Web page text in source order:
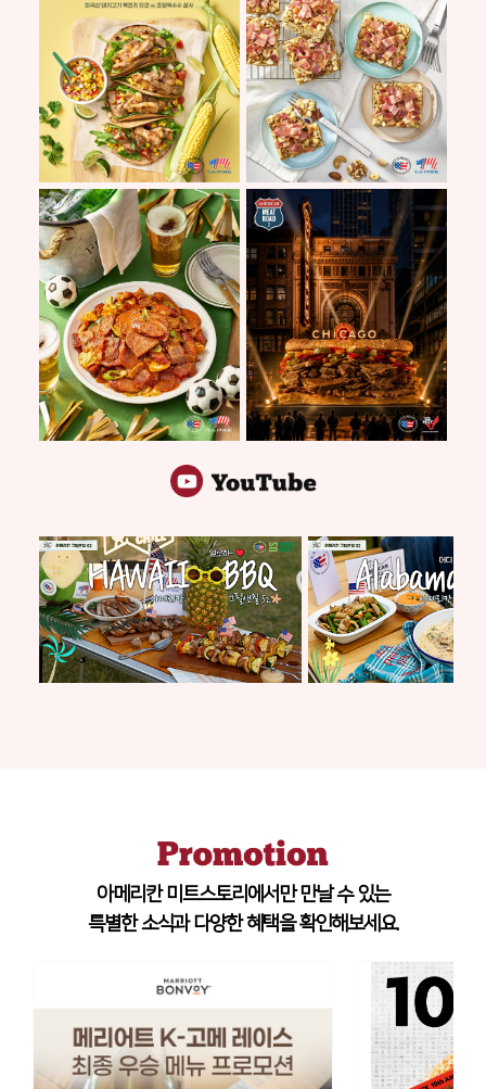
아메리칸 미트스토리에서만 만날 수 있는
특별한 소식과 다양한 혜택을 확인해보세요.